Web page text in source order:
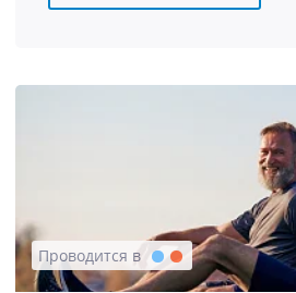
Проводится в